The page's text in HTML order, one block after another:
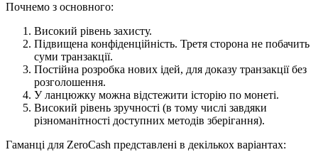
Почнемо з основного:
Високий рівень захисту.
Підвищена конфіденційність. Третя сторона не побачить
суми транзакції.
Постійна розробка нових ідей, для доказу транзакції без
розголошення.
У ланцюжку можна відстежити історію по монеті.
Високий рівень зручності (в тому числі завдяки
різноманітності доступних методів зберігання).
Гаманці для ZeroCash представлені в декількох варіантах: